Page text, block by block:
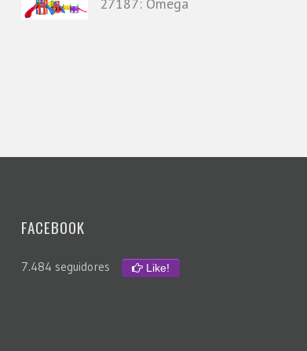
FACEBOOK
7.484 seguidores Like!